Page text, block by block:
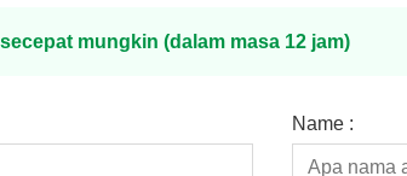
mungkin (dalam masa 12 jam)
Name :